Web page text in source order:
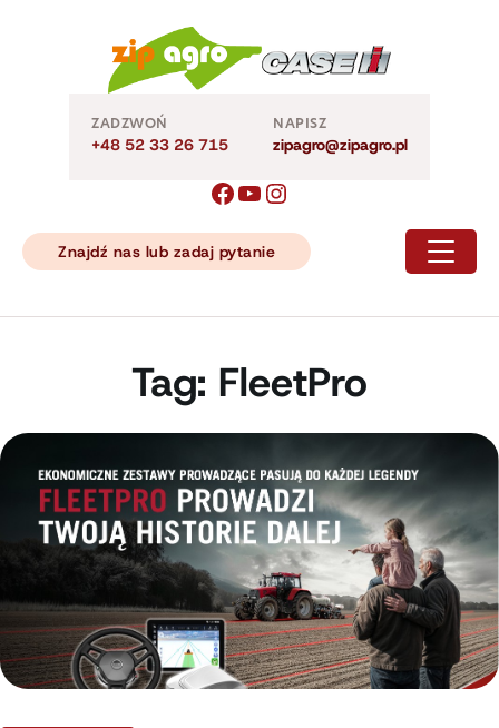
ZADZWOŃ
+48 52 33 26 715
NAPISZ
zipagro@zipagro.pl
Znajdź nas lub zadaj pytanie
Tag: FleetPro